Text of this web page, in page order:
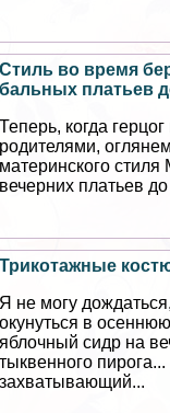
Стиль во время
бальных платьев
Теперь, когда
родителями,
материнского
вечерних платьев
Трикотажные
Я не могу
окунуться в
яблочный сидр на
тыквенного
захватывающий...